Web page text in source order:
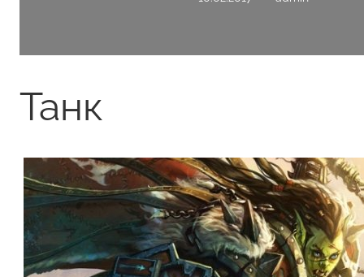
Танк